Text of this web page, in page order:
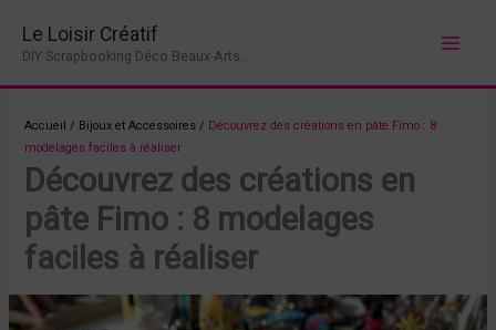
contenu
Le Loisir Créatif
DIY Scrapbooking Déco Beaux-Arts...
Accueil / Bijoux et Accessoires / Découvrez des créations en pâte Fimo : 8
modelages faciles à réaliser
Découvrez des créations en
pâte Fimo : 8 modelages
faciles à réaliser